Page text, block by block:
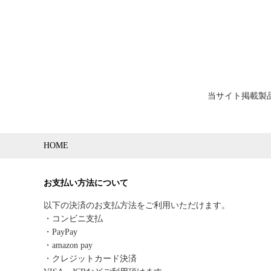
当サイト掲載製
HOME
お支払い方法について
以下の決済のお支払方法をご利用いただけます。
・コンビニ支払
・PayPay
・amazon pay
・クレジットカード決済